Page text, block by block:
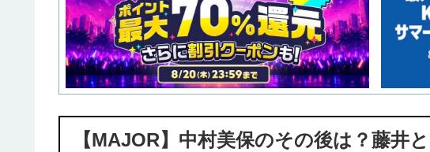
【MAJOR】中村美保のその後は？藤井